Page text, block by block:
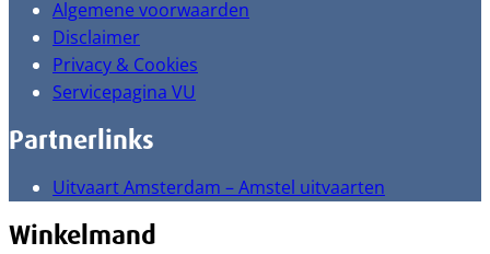
Algemene voorwaarden
Disclaimer
Privacy & Cookies
Servicepagina VU
Partnerlinks
Uitvaart Amsterdam – Amstel uitvaarten
Winkelmand